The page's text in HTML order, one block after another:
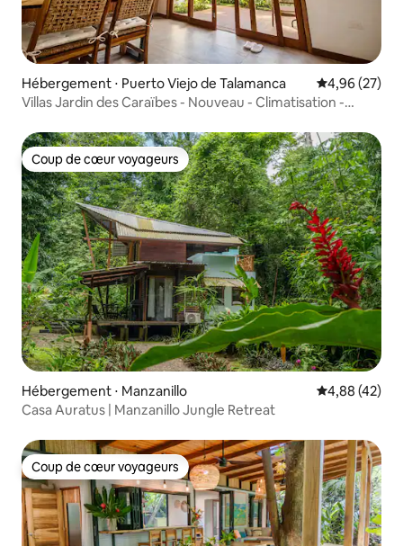
Hébergement ⋅ Puerto Viejo de Talamanca Évaluation
4,96 (27)
Villas Jardin des Caraïbes - Nouveau - Climatisation -
Coup de cœur voyageurs
Coup de cœur voyageurs
Hébergement ⋅ Manzanillo Évaluation
4,88 (42)
Casa Auratus | Manzanillo Jungle Retreat
Coup de cœur voyageurs
Coup de cœur voyageurs